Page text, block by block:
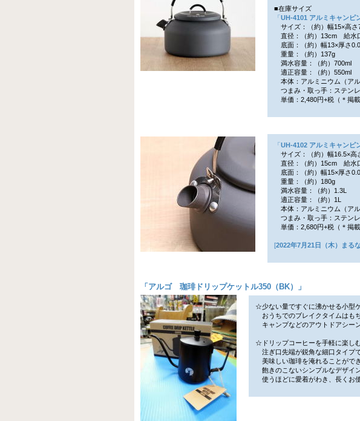
■在庫サイズ
「UH-4101 アルミキャンピ
サイズ：（約）幅15×高さ
直径：（約）13cm 給水
底面：（約）幅13×厚さ
重量：（約）137g
満水容量：（約）700ml
適正容量：（約）550ml
本体：アルミニウム（アル
つまみ・取っ手：ステン
単価：2,480円+税（＊掲載
「UH-4102 アルミキャンピ
サイズ：（約）幅16.5×高
直径：（約）15cm 給水
底面：（約）幅15×厚さ
重量：（約）180g
満水容量：（約）1.3L
適正容量：（約）1L
本体：アルミニウム（アル
つまみ・取っ手：ステン
単価：2,680円+税（＊掲載
[2022年7月21日（木）まる
「 アルゴ 珈琲ドリップケットル350（BK） 」
☆少ない量ですぐに沸かせる小型
おうちでのブレイクタイムはもち
キャンプなどのアウトドアシー
☆ドリップコーヒーを手軽に楽し
注ぎ口先端が鋭角な細口タイプ
美味しい珈琲を淹れることができ
飽きのこないシンプルなデザイン
使うほどに愛着がわき、長くお